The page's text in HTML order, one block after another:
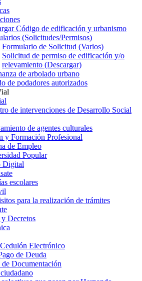
Código de edificación y urbanismo
(Solicitudes/Permisos)
Formulario de Solicitud (Varios)
Solicitud de permiso de edificación y/o
relevamiento (Descargar)
de arbolado urbano
de podadores autorizados
de intervenciones de Desarrollo Social
de agentes culturales
y Formación Profesional
de Empleo
Popular
Digital
escolares
para la realización de trámites
y Decretos
Electrónico
de Deuda
Documentación